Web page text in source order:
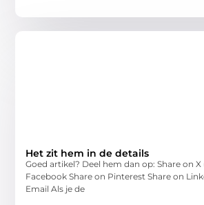
Het zit hem in de details
Goed artikel? Deel hem dan op: Share on
Facebook Share on Pinterest Share on
Email Als je de